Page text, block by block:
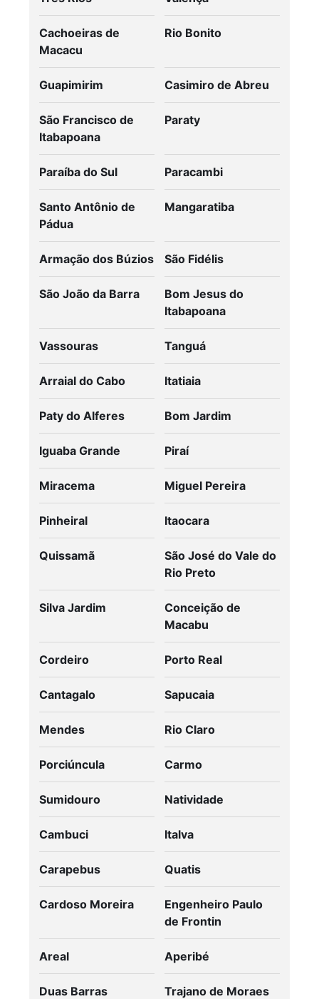
Cachoeiras de
Macacu
Rio Bonito
Guapimirim Casimiro de Abreu
São Francisco de
Itabapoana
Paraty
Paraíba do Sul Paracambi
Santo Antônio de
Pádua
Mangaratiba
Armação dos Búzios São Fidélis
São João da Barra
Bom Jesus do
Itabapoana
Vassouras Tanguá
Arraial do Cabo Itatiaia
Paty do Alferes Bom Jardim
Iguaba Grande Piraí
Miracema Miguel Pereira
Pinheiral Itaocara
Quissamã
São José do Vale do
Rio Preto
Silva Jardim
Conceição de
Macabu
Cordeiro Porto Real
Cantagalo Sapucaia
Mendes Rio Claro
Porciúncula Carmo
Sumidouro Natividade
Cambuci Italva
Carapebus Quatis
Cardoso Moreira
Engenheiro Paulo
de Frontin
Areal Aperibé
Duas Barras Trajano de Moraes